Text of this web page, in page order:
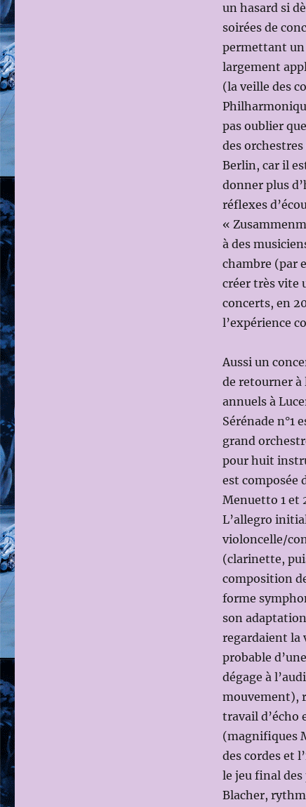
un hasard si
soirées de
permettant un
largement
(la veille des
pas oublier
des
Berlin, car il
donner plus
réflexes
«
à des
chambre (par
créer très vite
concerts, en
l’expérience
Aussi un
de retourner à
annuels à
Sérénade n°1
grand
pour huit
est composée
Menuetto 1 et
L’allegro
violoncelle/
(clarinette,
composition
forme
son
regardaient la
probable
dégage à
mouvement),
travail d’écho
(magnifiques
des cordes et
le jeu final
Blacher,